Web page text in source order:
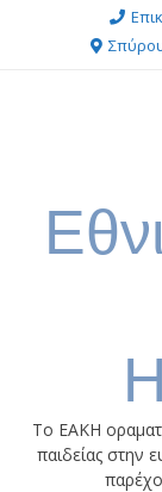
Το ΕΑΚΗ
παιδείας στην